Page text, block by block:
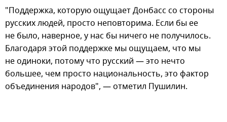
"Поддержка, которую ощущает Донбасс со стороны
русских людей, просто неповторима. Если бы ее
не было, наверное, у нас бы ничего не получилось.
Благодаря этой поддержке мы ощущаем, что мы
не одиноки, потому что русский — это нечто
большее, чем просто национальность, это фактор
объединения народов", — отметил Пушилин.